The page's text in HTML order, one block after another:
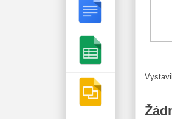
Vystavil